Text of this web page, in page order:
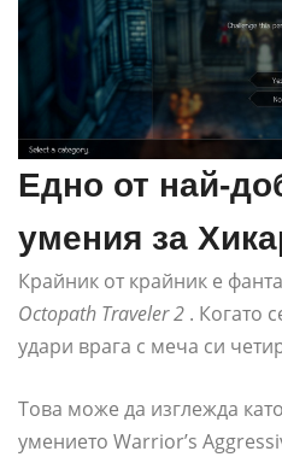
Едно от най-
умения за
Крайник от крайник е
Octopath Traveler 2 . Когато
удари врага с меча си
Това може да изглежда
умението Warrior’s